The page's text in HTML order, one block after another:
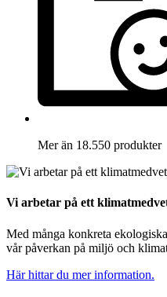
Mer än 18.550 produkter
Vi arbetar på ett
Med många konkreta
vår påverkan på miljö och
Här hittar du mer information.